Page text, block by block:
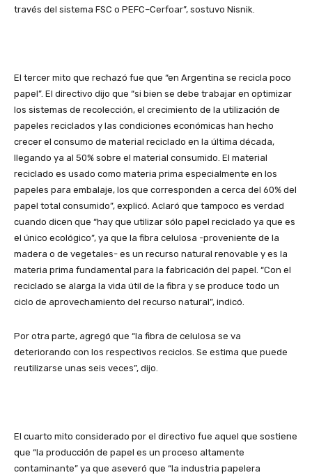
través del sistema FSC o PEFC–Cerfoar”, sostuvo Nisnik.
El tercer mito que rechazó fue que “en Argentina se recicla poco
papel”. El directivo dijo que “si bien se debe trabajar en optimizar
los sistemas de recolección, el crecimiento de la utilización de
papeles reciclados y las condiciones económicas han hecho
crecer el consumo de material reciclado en la última década,
llegando ya al 50% sobre el material consumido. El material
reciclado es usado como materia prima especialmente en los
papeles para embalaje, los que corresponden a cerca del 60% del
papel total consumido”, explicó. Aclaró que tampoco es verdad
cuando dicen que “hay que utilizar sólo papel reciclado ya que es
el único ecológico”, ya que la fibra celulosa -proveniente de la
madera o de vegetales- es un recurso natural renovable y es la
materia prima fundamental para la fabricación del papel. “Con el
reciclado se alarga la vida útil de la fibra y se produce todo un
ciclo de aprovechamiento del recurso natural”, indicó.
Por otra parte, agregó que “la fibra de celulosa se va
deteriorando con los respectivos reciclos. Se estima que puede
reutilizarse unas seis veces”, dijo.
El cuarto mito considerado por el directivo fue aquel que sostiene
que “la producción de papel es un proceso altamente
contaminante” ya que aseveró que “la industria papelera